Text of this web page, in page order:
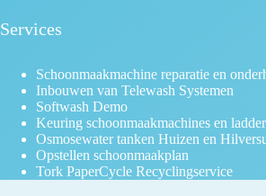
Services
Schoonmaakmachine reparatie en
Inbouwen van Telewash Systemen
Softwash Demo
Keuring schoonmaakmachines en
Osmosewater tanken Huizen en
Opstellen schoonmaakplan
Tork PaperCycle Recyclingservice